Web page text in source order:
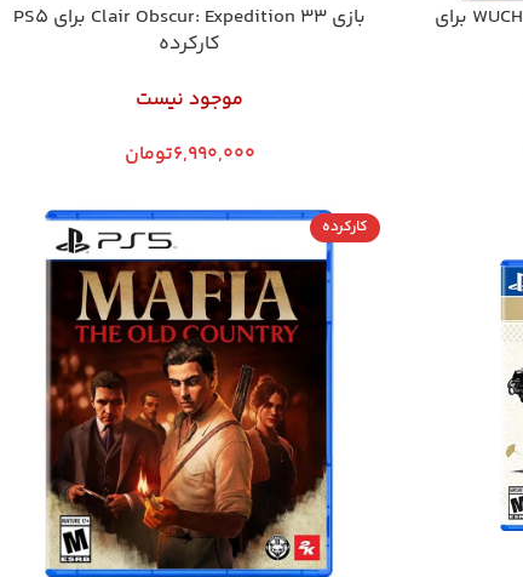
بازی بازی WUCHANG: Fallen Feathers برای
بازی Clair Obscur: Expedition 33 برای PS5
کارکرده
موجود نیست
6,990,000تومان
کارکرده